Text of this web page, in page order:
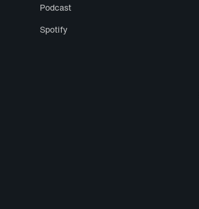
Podcast
Spotify